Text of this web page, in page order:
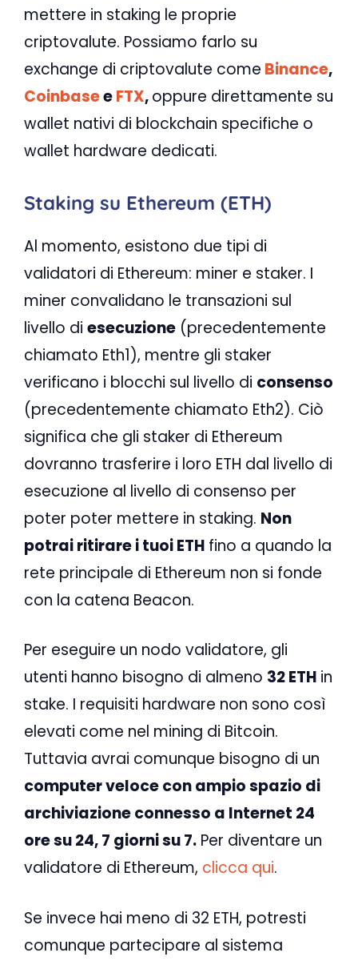
mettere in staking le proprie
criptovalute. Possiamo farlo su
exchange di criptovalute come Binance,
CoinbaseeFTX,oppure direttamente su
wallet nativi di blockchain specifiche o
wallet hardware dedicati.
Staking su Ethereum (ETH)
Al momento, esistono due tipi di
validatori di Ethereum: miner e staker. I
miner convalidano le transazioni sul
livello di esecuzione (precedentemente
chiamato Eth1), mentre gli staker
verificano i blocchi sul livello di consenso
(precedentemente chiamato Eth2). Ciò
significa che gli staker di Ethereum
dovranno trasferire i loro ETH dal livello di
esecuzione al livello di consenso per
poter poter mettere in staking. Non
potrai ritirare i tuoi ETH fino a quando la
rete principale di Ethereum non si fonde
con la catena Beacon.
Per eseguire un nodo validatore, gli
utenti hanno bisogno di almeno 32 ETH in
stake. I requisiti hardware non sono così
elevati come nel mining di Bitcoin.
Tuttavia avrai comunque bisogno di un
computer veloce con ampio spazio di
archiviazione connesso a Internet 24
ore su 24, 7 giorni su 7. Per diventare un
validatore di Ethereum, clicca qui.
Se invece hai meno di 32 ETH, potresti
comunque partecipare al sistema